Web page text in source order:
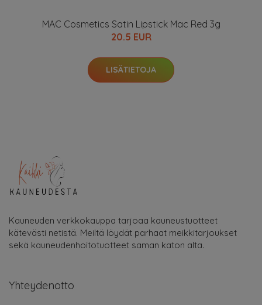
MAC Cosmetics Satin Lipstick Mac Red 3g
20.5 EUR
LISÄTIETOJA
Kauneuden verkkokauppa tarjoaa kauneustuotteet
kätevästi netistä. Meiltä löydät parhaat meikkitarjoukset
sekä kauneudenhoitotuotteet saman katon alta.
Yhteydenotto